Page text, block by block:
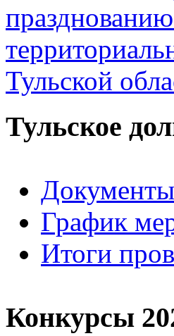
Тульской
Тульское
Документы
График
Итоги
Конкурсы